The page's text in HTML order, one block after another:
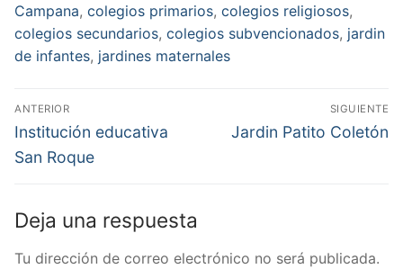
Campana, colegios primarios, colegios religiosos,
colegios secundarios, colegios subvencionados, jardin
de infantes, jardines maternales
Navegación
de
entradas
ANTERIOR
Entrada
anterior:
Institución educativa
San Roque
SIGUIENTE
Entrada
Jardin Patito Coletón
Deja una respuesta
Tu dirección de correo electrónico no será publicada.